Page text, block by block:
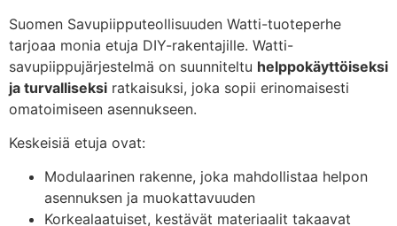
Suomen Savupiipputeollisuuden Watti-tuoteperhe
tarjoaa monia etuja DIY-rakentajille. Watti-
savupiippujärjestelmä on suunniteltu helppokäyttöiseksi
ja turvalliseksi ratkaisuksi, joka sopii erinomaisesti
omatoimiseen asennukseen.
Keskeisiä etuja ovat:
Modulaarinen rakenne, joka mahdollistaa helpon
asennuksen ja muokattavuuden
Korkealaatuiset, kestävät materiaalit takaavat